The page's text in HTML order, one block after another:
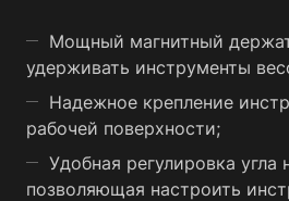
Мощный магнитный
удерживать инструменты
Надежное крепление
рабочей поверхности;
Удобная регулировка угла
позволяющая настроить